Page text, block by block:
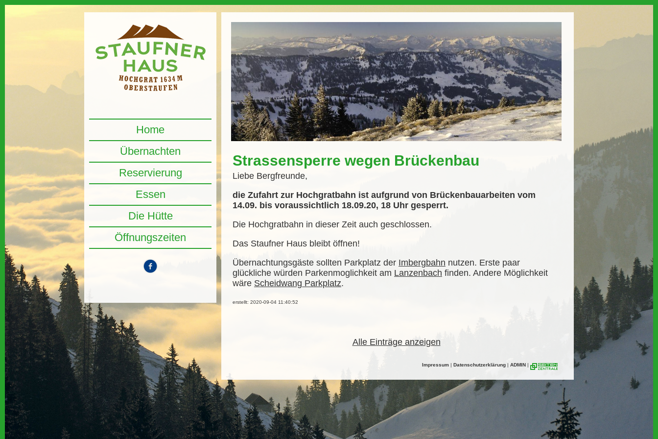
Home
Übernachten
Reservierung
Essen
Die Hütte
Öffnungszeiten
Strassensperre wegen Brückenbau
Liebe Bergfreunde,
die Zufahrt zur Hochgratbahn ist aufgrund von Brückenbauarbeiten vom
14.09. bis voraussichtlich 18.09.20, 18 Uhr gesperrt.
Die Hochgratbahn in dieser Zeit auch geschlossen.
Das Staufner Haus bleibt öffnen!
Übernachtungsgäste sollten Parkplatz der Imbergbahn nutzen. Erste paar
glückliche würden Parkenmoglichkeit am Lanzenbach finden. Andere Möglichkeit
wäre Scheidwang Parkplatz.
erstellt: 2020-09-04 11:40:52
Alle Einträge anzeigen
Impressum | Datenschutzerklärung | ADMIN |